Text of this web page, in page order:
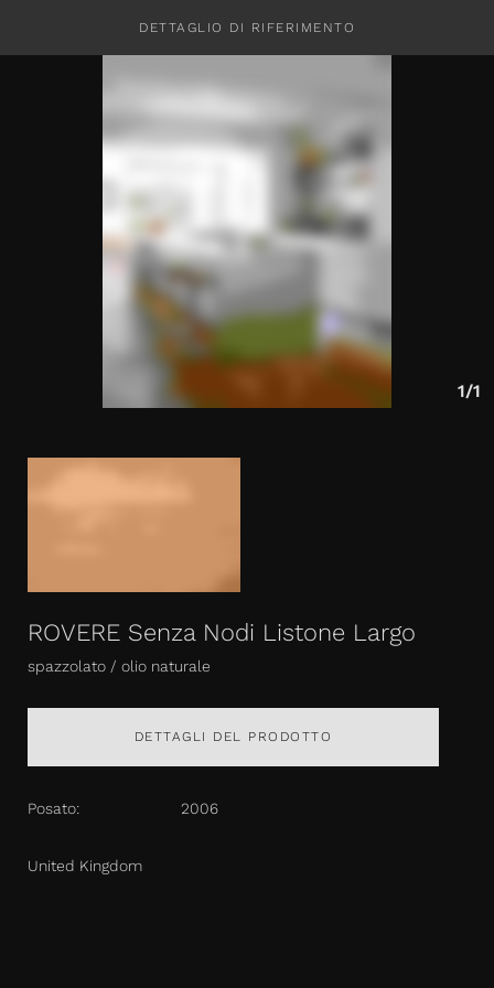
DETTAGLIO DI RIFERIMENTO
1/1
ROVERE Senza Nodi Listone Largo
spazzolato / olio naturale
DETTAGLI DEL PRODOTTO
Posato: 2006
United Kingdom